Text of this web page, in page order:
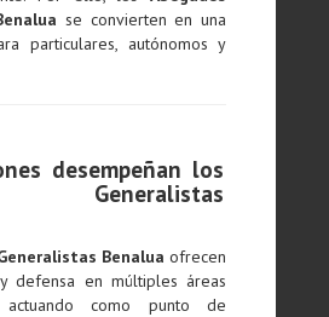
se convierten en una
particulares, autónomos y
desempeñan los
Generalistas
Benalua ofrecen
defensa en múltiples áreas
como punto de